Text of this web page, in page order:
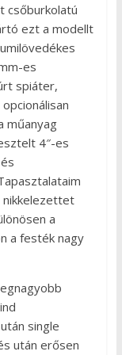
csőburkolatú
ezt a modellt
es
spiáter,
műanyag
4″-es
nikkelezettet
a
a festék nagy
single
után erősen